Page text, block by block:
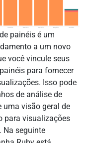
painéis é um
a um novo
você vincule seus
para fornecer
Isso pode
de análise de
uma visão geral de
para visualizações
Na seguinte